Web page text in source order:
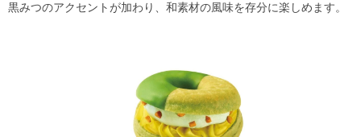
黒みつのアクセントが加わり、和素材の風味を存分に楽しめます。